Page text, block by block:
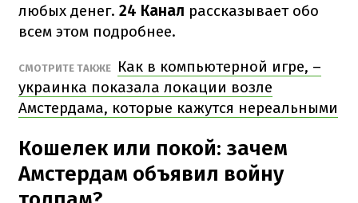
любых денег. 24 Канал рассказывает обо
всем этом подробнее.
СМОТРИТЕ ТАКЖЕ
Как в компьютерной игре, –
украинка показала локации возле
Амстердама, которые кажутся нереальными
Кошелек или покой: зачем
Амстердам объявил войну